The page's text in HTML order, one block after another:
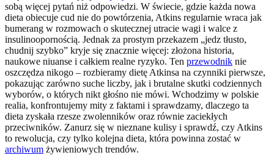
sobą więcej pytań niż odpowiedzi. W świecie, gdzie każda nowa
dieta obiecuje cud nie do powtórzenia, Atkins regularnie wraca jak
bumerang w rozmowach o skutecznej utracie wagi i walce z
insulinoopornością. Jednak za prostym przekazem „jedz tłusto,
chudnij szybko” kryje się znacznie więcej: złożona historia,
naukowe niuanse i całkiem realne ryzyko. Ten przewodnik nie
oszczędza nikogo – rozbieramy dietę Atkinsa na czynniki pierwsze,
pokazując zarówno suche liczby, jak i brutalne skutki codziennych
wyborów, o których nikt głośno nie mówi. Wchodzimy w polskie
realia, konfrontujemy mity z faktami i sprawdzamy, dlaczego ta
dieta zyskała rzesze zwolenników oraz równie zaciekłych
przeciwników. Zanurz się w nieznane kulisy i sprawdź, czy Atkins
to rewolucja, czy tylko kolejna dieta, która powinna zostać w
archiwum żywieniowych trendów.